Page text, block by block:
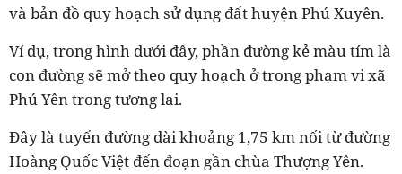
và bản đồ quy hoạch sử dụng đất huyện Phú Xuyên.
Ví dụ, trong hình dưới đây, phần đường kẻ màu tím là
con đường sẽ mở theo quy hoạch ở trong phạm vi xã
Phú Yên trong tương lai.
Đây là tuyến đường dài khoảng 1,75 km nối từ đường
Hoàng Quốc Việt đến đoạn gần chùa Thượng Yên.